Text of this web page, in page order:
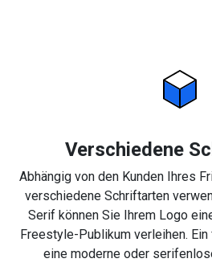
Verschiedene
Abhängig von den Kunden Ihres
verschiedene Schriftarten
Serif können Sie Ihrem Logo
Freestyle-Publikum verleihen.
eine moderne oder